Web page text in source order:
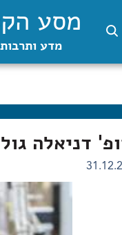
מסע
מדע
דניאלה